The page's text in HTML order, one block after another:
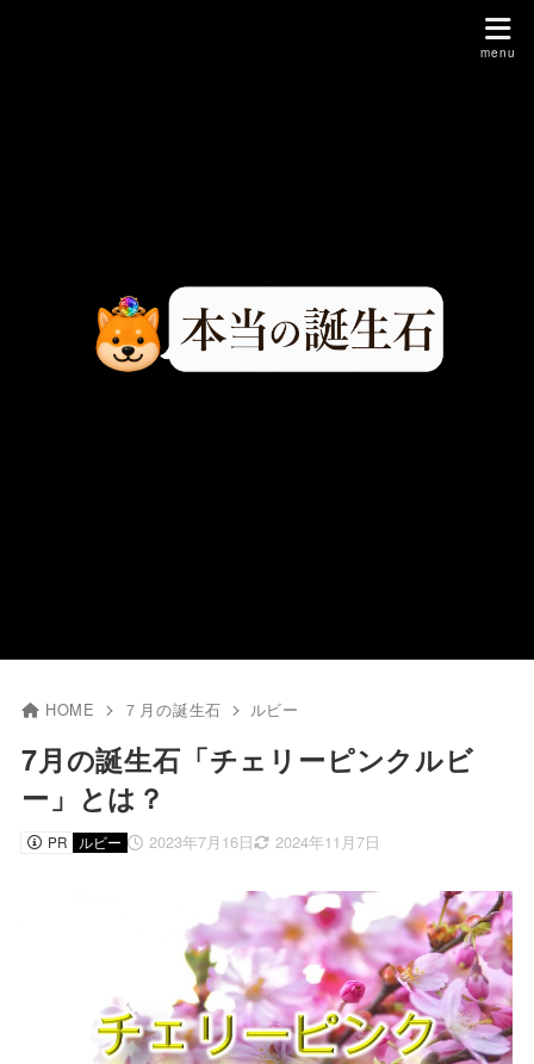
HOME ７月の誕生石 ルビー
7月の誕生石「チェリーピンクルビ
ー」とは？
PR 2023年7月16日 2024年11月7日
ルビー